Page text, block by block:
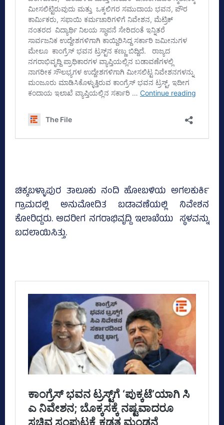
ಚಿಕ್ಕಬಳ್ಳಾಪುರ ತಾಲೂಕು ನಂದಿ ಹೋಬಳಿಯ ಅಗಲಕುರ್ಕಿ
ಗ್ರಾಮದಲ್ಲಿ ಅನುಮೋದಿತ ಬಡಾವಣೆಯಲ್ಲಿ ನಿವೇಶನ
ಕೋರಿದ್ದರು. ಆದರೀಗ ನಗರಾಭಿವೃದ್ದಿ ಇಲಾಖೆಯು ಸ್ಥಳವನ್ನು
ಬದಲಾಯಿಸಿತ್ತು.